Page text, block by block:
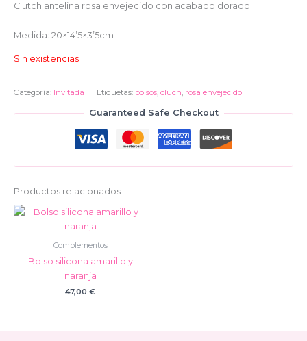
Clutch antelina rosa envejecido con acabado dorado.
Medida: 20×14’5×3’5cm
Sin existencias
Categoría: Invitada Etiquetas: bolsos, cluch, rosa envejecido
Guaranteed Safe Checkout
Productos relacionados
Complementos
Bolso silicona amarillo y
naranja
47,00 €